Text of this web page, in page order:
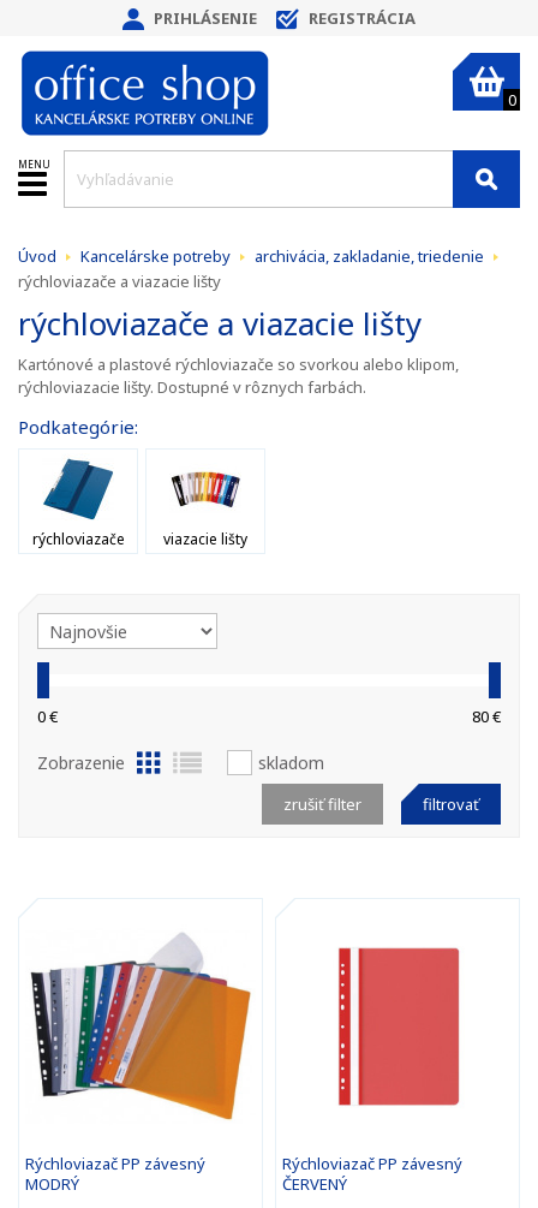
PRIHLÁSENIE REGISTRÁCIA
0
MENU
Úvod Kancelárske potreby
archivácia, zakladanie, triedenie
rýchloviazače a viazacie lišty
rýchloviazače a viazacie lišty
Kartónové a plastové rýchloviazače so svorkou alebo klipom,
rýchloviazacie lišty. Dostupné v rôznych farbách.
Podkategórie:
rýchloviazače viazacie lišty
0 € 80 €
Zobrazenie skladom
filtrovať
zrušiť filter
Rýchloviazač PP závesný
MODRÝ
Rýchloviazač PP závesný
ČERVENÝ